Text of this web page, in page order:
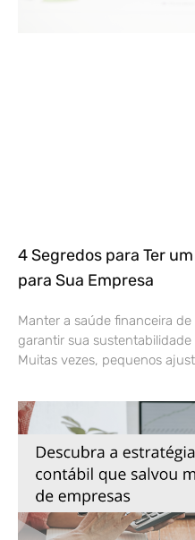
4 Segredos para Ter
para Sua Empresa
Manter a saúde financeira
garantir sua
Muitas vezes, pequenos